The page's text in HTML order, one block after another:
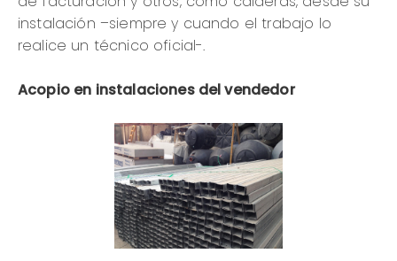
instalación –siempre y cuando el trabajo lo
realice un técnico oficial-.
Acopio en instalaciones del vendedor